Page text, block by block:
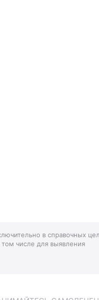
в справочных
том числе для выявления